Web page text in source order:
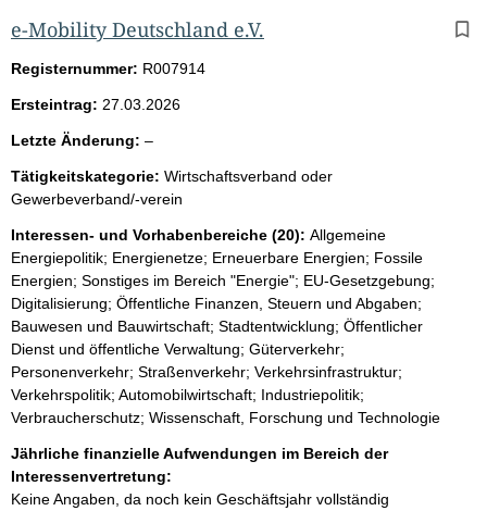
e-Mobility Deutschland e.V.
Registernummer: R007914
Ersteintrag: 27.03.2026
Letzte Änderung: –l
e
r
Tätigkeitskategorie: Wirtschaftsverband oder
Gewerbeverband/-verein
Interessen- und Vorhabenbereiche (20): Allgemeine
Energiepolitik; Energienetze; Erneuerbare Energien; Fossile
Energien; Sonstiges im Bereich "Energie"; EU-Gesetzgebung;
Digitalisierung; Öffentliche Finanzen, Steuern und Abgaben;
Bauwesen und Bauwirtschaft; Stadtentwicklung; Öffentlicher
Dienst und öffentliche Verwaltung; Güterverkehr;
Personenverkehr; Straßenverkehr; Verkehrsinfrastruktur;
Verkehrspolitik; Automobilwirtschaft; Industriepolitik;
Verbraucherschutz; Wissenschaft, Forschung und Technologie
Jährliche finanzielle Aufwendungen im Bereich der
Interessenvertretung:
Keine Angaben, da noch kein Geschäftsjahr vollständig